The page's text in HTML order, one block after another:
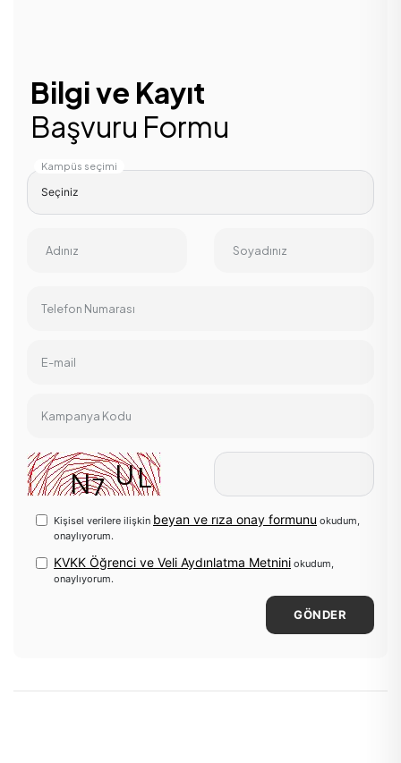
Bilgi ve Kayıt
Başvuru Formu
Kampüs seçimi
Adınız Soyadınız
Telefon Numarası
E-mail
Kampanya Kodu
Kişisel verilere ilişkin beyan ve rıza onay formunu okudum,
onaylıyorum.
KVKK Öğrenci ve Veli Aydınlatma Metnini okudum,
onaylıyorum.
GÖNDER